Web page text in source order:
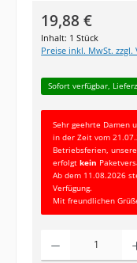
Regulärer Preis:
19,88 €
Inhalt: 1 Stück
Preise inkl. MwSt. zzgl.
Sofort verfügbar,
Sehr geehrte Damen
in der Zeit vom
Betriebsferien,
erfolgtkein
Ab dem 11.08.2026
Verfügung.
Mit freundlichen
Produkt Anzahl: Gib